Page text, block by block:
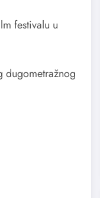
festivalu u
dugometražnog